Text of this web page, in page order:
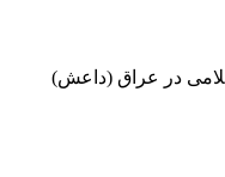
در عراق (داعش)